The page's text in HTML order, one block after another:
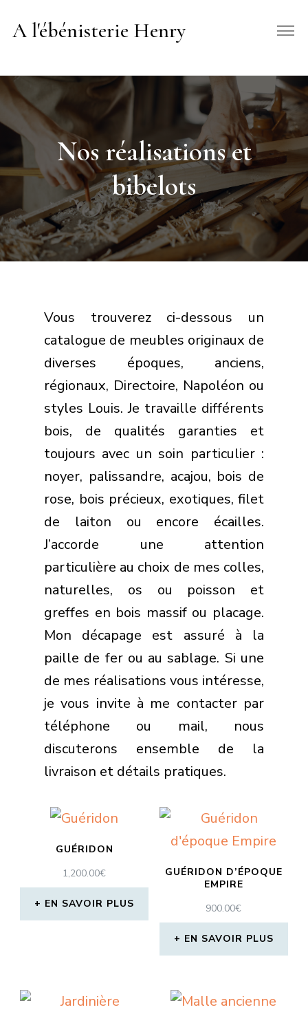
A l'ébénisterie Henry
Nos réalisations et
bibelots
GUÉRIDON
1,200.00€
EN SAVOIR PLUS
GUÉRIDON D’ÉPOQUE
EMPIRE
900.00€
EN SAVOIR PLUS